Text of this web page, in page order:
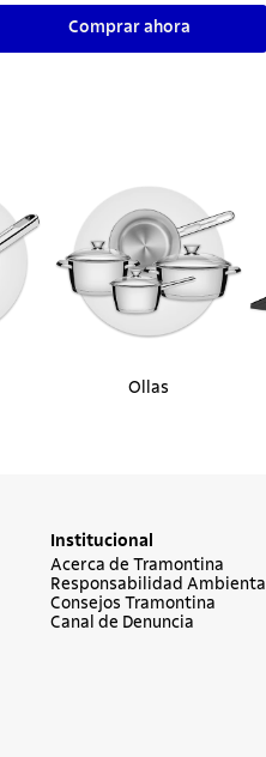
Comprar ahora
Ollas
Institucional
Acerca de Tramontina
Responsabilidad Ambiental
Consejos Tramontina
Canal de Denuncia